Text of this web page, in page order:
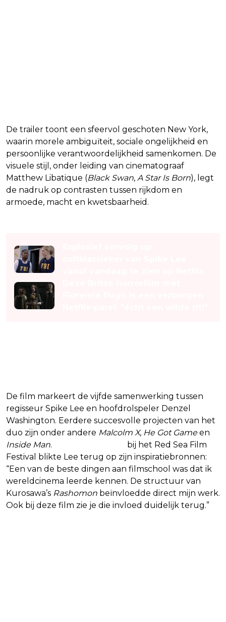
De trailer toont een sfeervol geschoten New York,
waarin morele ambiguïteit, sociale ongelijkheid en
persoonlijke verantwoordelijkheid samenkomen. De
visuele stijl, onder leiding van cinematograaf
Matthew Libatique (Black Swan, A Star Is Born), legt
de nadruk op contrasten tussen rijkdom en
armoede, macht en kwetsbaarheid.
De film markeert de vijfde samenwerking tussen
regisseur Spike Lee en hoofdrolspeler Denzel
Washington. Eerdere succesvolle projecten van het
duo zijn onder andere Malcolm X, He Got Gameen
Inside Man.
bij het Red Sea Film
Festival blikte Lee terug op zijn inspiratiebronnen:
“Een van de beste dingen aan filmschool was dat ik
wereldcinema leerde kennen. De structuur van
Kurosawa’s Rashomon beïnvloedde direct mijn werk.
Ook bij deze film zie je die invloed duidelijk terug.”